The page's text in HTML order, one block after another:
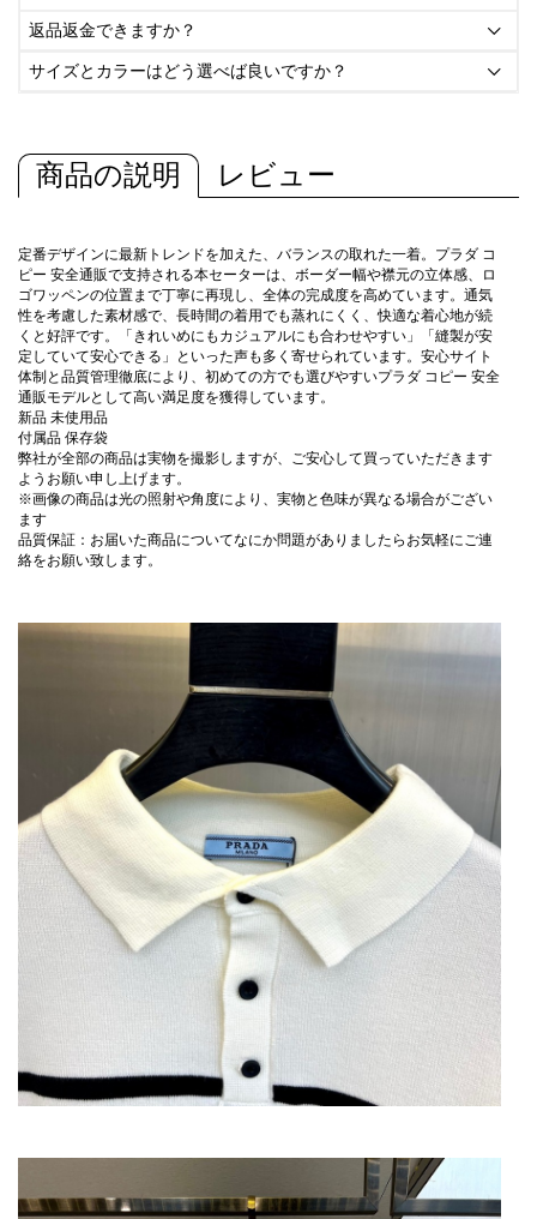
返品返金できますか？ 
サイズとカラーはどう選べば良いですか？ 
商品の説明 レビュー
定番デザインに最新トレンドを加えた、バランスの取れた一着。プラダ コ
ピー 安全通販で支持される本セーターは、ボーダー幅や襟元の立体感、ロ
ゴワッペンの位置まで丁寧に再現し、全体の完成度を高めています。通気
性を考慮した素材感で、長時間の着用でも蒸れにくく、快適な着心地が続
くと好評です。「きれいめにもカジュアルにも合わせやすい」「縫製が安
定していて安心できる」といった声も多く寄せられています。安心サイト
体制と品質管理徹底により、初めての方でも選びやすいプラダ コピー 安全
通販モデルとして高い満足度を獲得しています。
新品 未使用品
付属品 保存袋
弊社が全部の商品は実物を撮影しますが、ご安心して買っていただきます
ようお願い申し上げます。
※画像の商品は光の照射や角度により、実物と色味が異なる場合がござい
ます
品質保証：お届いた商品についてなにか問題がありましたらお気軽にご連
絡をお願い致します。